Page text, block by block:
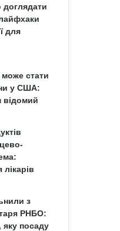
для
стати
у США:
відомий
з
РНБО:
яку посаду